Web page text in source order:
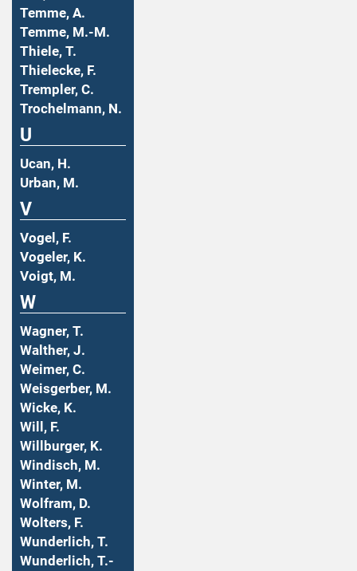
Temme, A.
Temme, M.-M.
Thiele, T.
Thielecke, F.
Trempler, C.
Trochelmann, N.
U
Ucan, H.
Urban, M.
V
Vogel, F.
Vogeler, K.
Voigt, M.
W
Wagner, T.
Walther, J.
Weimer, C.
Weisgerber, M.
Wicke, K.
Will, F.
Willburger, K.
Windisch, M.
Winter, M.
Wolfram, D.
Wolters, F.
Wunderlich, T.
Wunderlich, T.-